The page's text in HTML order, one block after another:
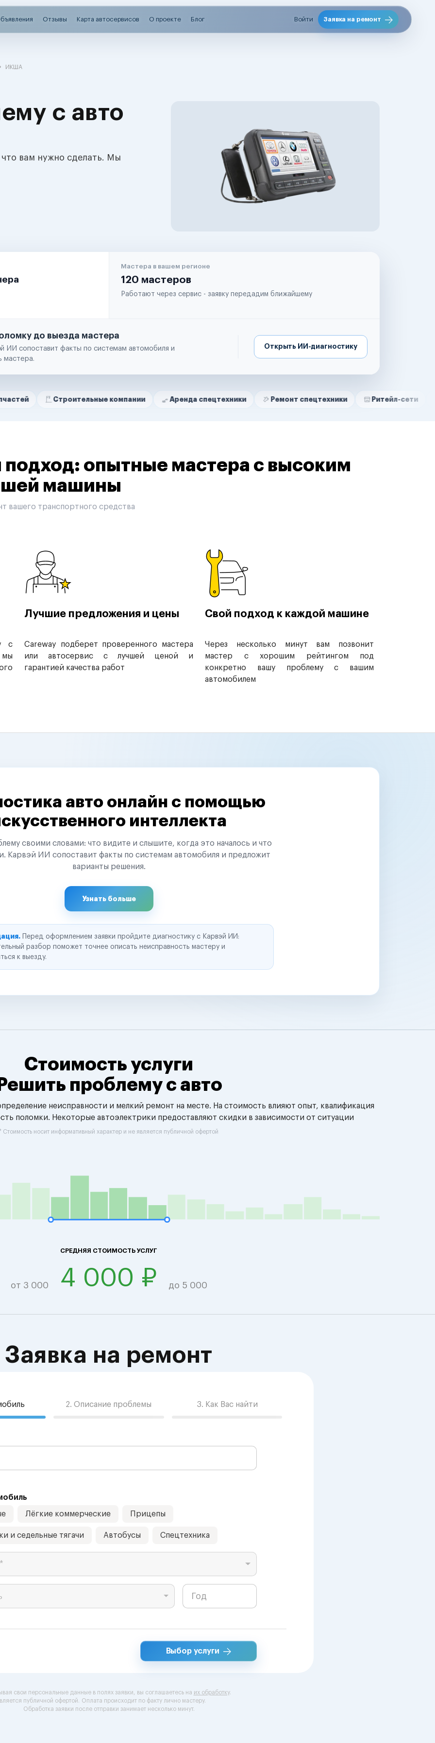
Отзывы Карта автосервисов О проекте Блог Войти Заявка на ремонт
ИКША
с авто
вам нужно сделать. Мы
Мастера в вашем регионе
120 мастеров
Работают через сервис - заявку передадим ближайшему
до выезда мастера
ИИ сопоставит факты по системам автомобиля и
мастера.
Открыть ИИ-диагностику
Строительные компании Аренда спецтехники Ремонт спецтехники Ритейл-сети
опытные мастера с высоким
машины
вашего транспортного средства
с
мы
Лучшие предложения и цены
Careway подберет проверенного мастера
или автосервис с лучшей ценой и
гарантией качества работ
Свой подход к каждой машине
Через несколько минут вам позвонит
мастер с хорошим рейтингом под
конкретно вашу проблему с вашим
автомобилем
авто онлайн с помощью
интеллекта
своими словами: что видите и слышите, когда это началось и что
Карвэй ИИ сопоставит факты по системам автомобиля и предложит
варианты решения.
Узнать больше
Перед оформлением заявки пройдите диагностику с Карвэй ИИ:
разбор поможет точнее описать неисправность мастеру и
к выезду.
Стоимость услуги
Решить проблему с авто
неисправности и мелкий ремонт на месте. На стоимость влияют опыт, квалификация
поломки. Некоторые автоэлектрики предоставляют скидки в зависимости от ситуации
Стоимость носит информативный характер и не является публичной офертой
СРЕДНЯЯ СТОИМОСТЬ УСЛУГ
от 3 000 4 000 ₽ до 5 000
Заявка на ремонт
2. Описание проблемы 3. Как Вас найти
Лёгкие коммерческие Прицепы
и седельные тягачи Автобусы Спецтехника
Выбор услуги
свои персональные данные в полях заявки, вы соглашаетесь на их обработку.
публичной офертой. Оплата происходит по факту лично мастеру.
Обработка заявки после отправки занимает несколько минут.